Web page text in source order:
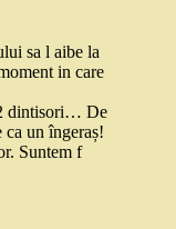
sa l aibe la
in care
dintisori… De
ca un îngeraș!
Suntem f